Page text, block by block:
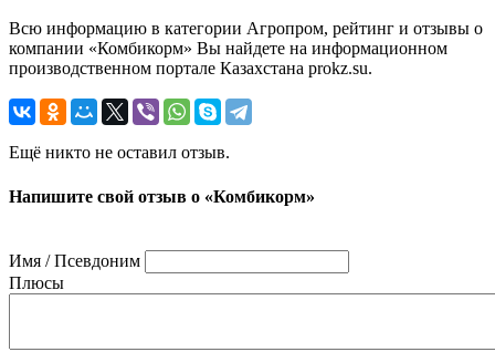
Всю информацию в категории Агропром, рейтинг и отзывы о
компании «Комбикорм» Вы найдете на информационном
производственном портале Казахстана prokz.su.
Ещё никто не оставил отзыв.
Напишите свой отзыв о «Комбикорм»
Имя / Псевдоним
Плюсы